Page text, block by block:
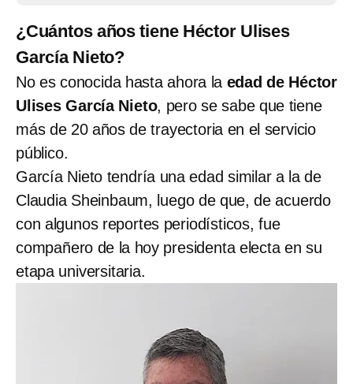
¿Cuántos años tiene Héctor Ulises
García Nieto?
No es conocida hasta ahora la edad de Héctor
Ulises García Nieto, pero se sabe que tiene
más de 20 años de trayectoria en el servicio
público.
García Nieto tendría una edad similar a la de
Claudia Sheinbaum, luego de que, de acuerdo
con algunos reportes periodísticos, fue
compañero de la hoy presidenta electa en su
etapa universitaria.